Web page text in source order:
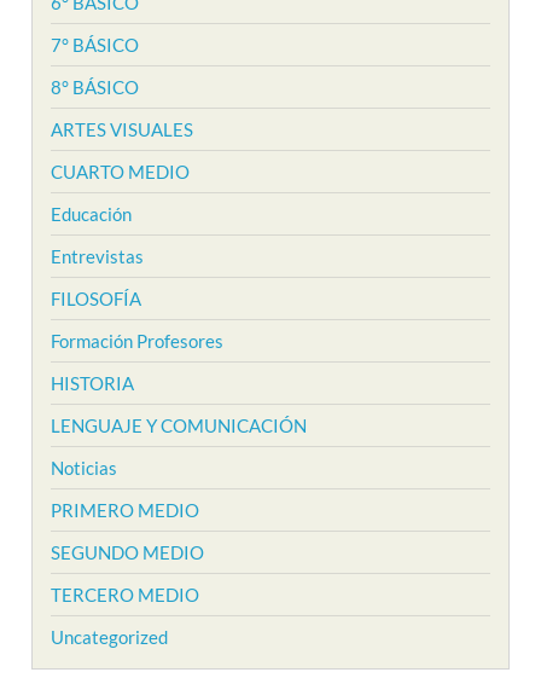
7° BÁSICO
8° BÁSICO
ARTES VISUALES
CUARTO MEDIO
Educación
Entrevistas
FILOSOFÍA
Formación Profesores
HISTORIA
LENGUAJE Y COMUNICACIÓN
Noticias
PRIMERO MEDIO
SEGUNDO MEDIO
TERCERO MEDIO
Uncategorized